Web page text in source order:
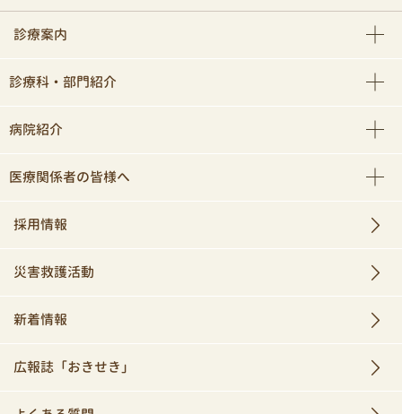
診療案内
診療科・部門紹介
病院紹介
医療関係者の皆様へ
採用情報
災害救護活動
新着情報
広報誌「おきせき」